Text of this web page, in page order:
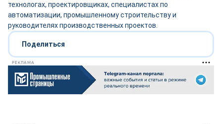
технологах, проектировщиках, специалистах по
автоматизации, промышленному строительству и
руководителях производственных проектов.
Поделиться
РЕКЛАМА